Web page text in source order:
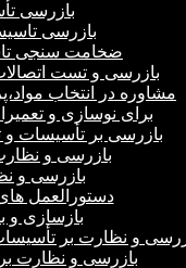
بازرسی
بازرسی
ضخامت سنجی
بازرسی و تست
مشاوره در انتخاب
برای نوسازی و
بازرسی بر تأسیسات
بازرسی و
بازرسی و
دستورالعمل
بازسازی و
و نظارت بر
بازرسی و نظارت